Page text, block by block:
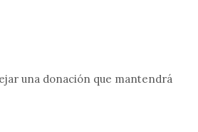
una donación que mantendrá